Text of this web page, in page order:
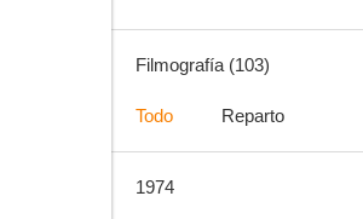
Filmografía (103)
Todo Reparto
1974